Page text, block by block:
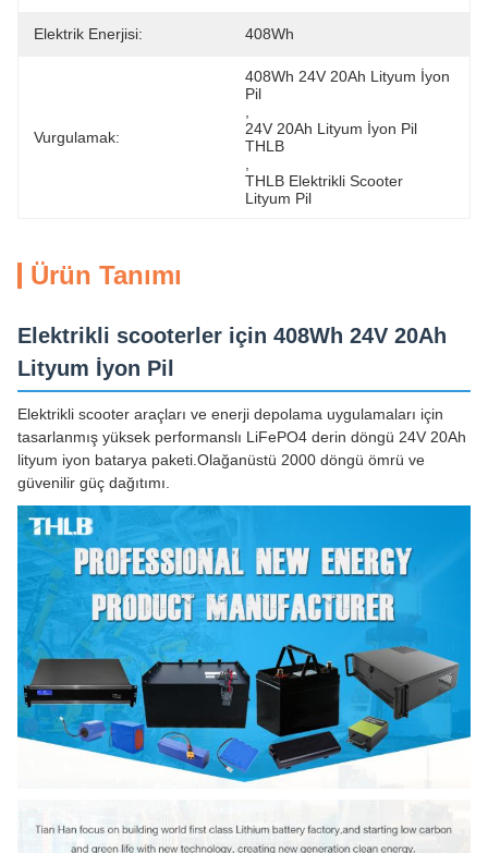
Elektrik Enerjisi: 408Wh
Vurgulamak:
408Wh 24V 20Ah Lityum İyon
Pil
24V 20Ah Lityum İyon Pil
THLB
THLB Elektrikli Scooter
Lityum Pil
Ürün Tanımı
Elektrikli scooterler için 408Wh 24V 20Ah
Lityum İyon Pil
Elektrikli scooter araçları ve enerji depolama uygulamaları için
tasarlanmış yüksek performanslı LiFePO4 derin döngü 24V 20Ah
lityum iyon batarya paketi.Olağanüstü 2000 döngü ömrü ve
güvenilir güç dağıtımı.